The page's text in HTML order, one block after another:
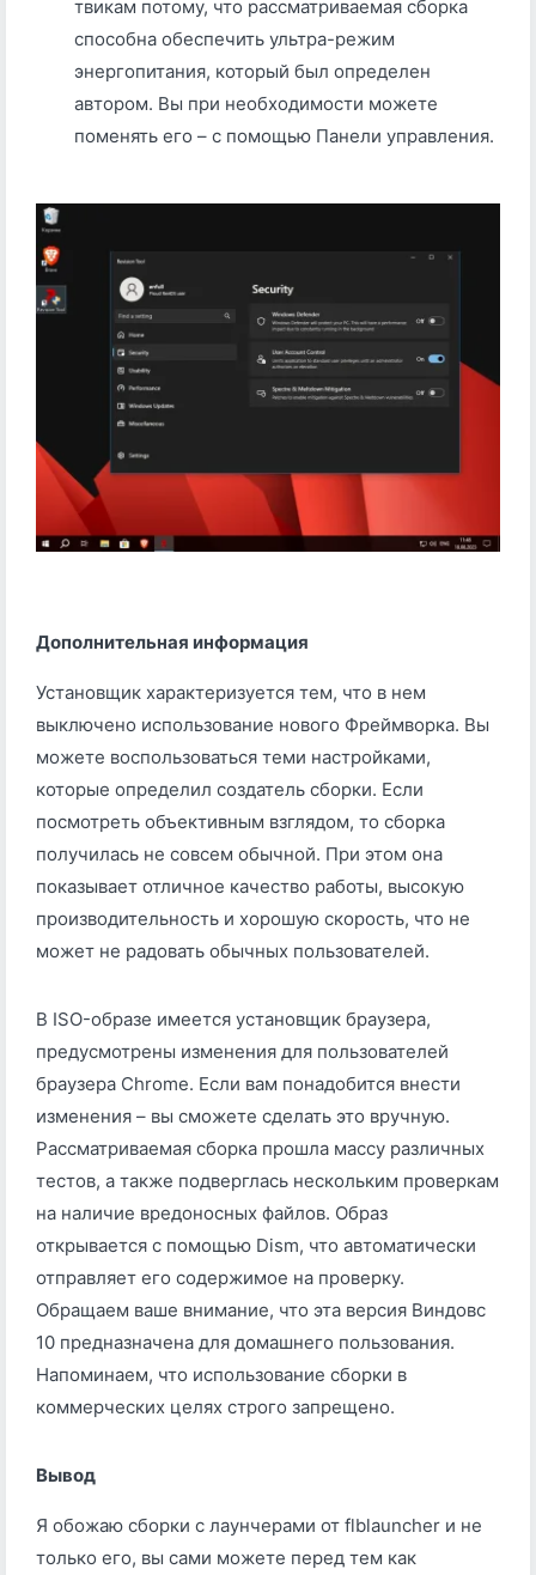
твикам потому, что рассматриваемая сборка
способна обеспечить ультра-режим
энергопитания, который был определен
автором. Вы при необходимости можете
поменять его – с помощью Панели управления.
Дополнительная информация
Установщик характеризуется тем, что в нем
выключено использование нового Фреймворка. Вы
можете воспользоваться теми настройками,
которые определил создатель сборки. Если
посмотреть объективным взглядом, то сборка
получилась не совсем обычной. При этом она
показывает отличное качество работы, высокую
производительность и хорошую скорость, что не
может не радовать обычных пользователей.
В ISO-образе имеется установщик браузера,
предусмотрены изменения для пользователей
браузера Chrome. Если вам понадобится внести
изменения – вы сможете сделать это вручную.
Рассматриваемая сборка прошла массу различных
тестов, а также подверглась нескольким проверкам
на наличие вредоносных файлов. Образ
открывается с помощью Dism, что автоматически
отправляет его содержимое на проверку.
Обращаем ваше внимание, что эта версия Виндовс
10 предназначена для домашнего пользования.
Напоминаем, что использование сборки в
коммерческих целях строго запрещено.
Вывод
Я обожаю сборки с лаунчерами от flblauncher и не
только его, вы сами можете перед тем как